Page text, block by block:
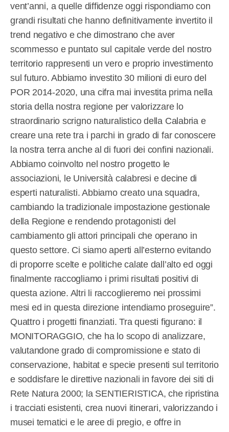
vent’anni, a quelle diffidenze oggi rispondiamo con
grandi risultati che hanno definitivamente invertito il
trend negativo e che dimostrano che aver
scommesso e puntato sul capitale verde del nostro
territorio rappresenti un vero e proprio investimento
sul futuro. Abbiamo investito 30 milioni di euro del
POR 2014-2020, una cifra mai investita prima nella
storia della nostra regione per valorizzare lo
straordinario scrigno naturalistico della Calabria e
creare una rete tra i parchi in grado di far conoscere
la nostra terra anche al di fuori dei confini nazionali.
Abbiamo coinvolto nel nostro progetto le
associazioni, le Università calabresi e decine di
esperti naturalisti. Abbiamo creato una squadra,
cambiando la tradizionale impostazione gestionale
della Regione e rendendo protagonisti del
cambiamento gli attori principali che operano in
questo settore. Ci siamo aperti all’esterno evitando
di proporre scelte e politiche calate dall’alto ed oggi
finalmente raccogliamo i primi risultati positivi di
questa azione. Altri li raccoglieremo nei prossimi
mesi ed in questa direzione intendiamo proseguire”.
Quattro i progetti finanziati. Tra questi figurano: il
MONITORAGGIO, che ha lo scopo di analizzare,
valutandone grado di compromissione e stato di
conservazione, habitat e specie presenti sul territorio
e soddisfare le direttive nazionali in favore dei siti di
Rete Natura 2000; la SENTIERISTICA, che ripristina
i tracciati esistenti, crea nuovi itinerari, valorizzando i
musei tematici e le aree di pregio, e offre in